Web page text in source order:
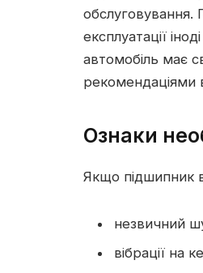
обслуговування.
експлуатації
автомобіль має
рекомендаціями
Ознаки
Якщо підшипник
незвичний
вібрації на